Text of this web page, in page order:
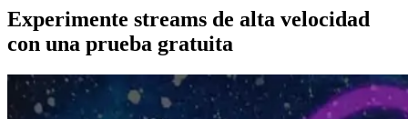
Experimente streams de alta velocidad
con una prueba gratuita